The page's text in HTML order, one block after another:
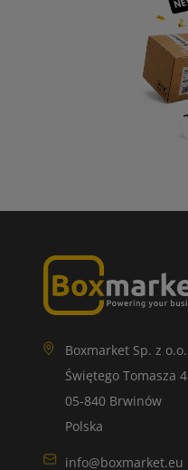
Boxmarket Sp. z o.o.
Świętego Tomasza 4
05-840 Brwinów
Polska
info@boxmarket.eu